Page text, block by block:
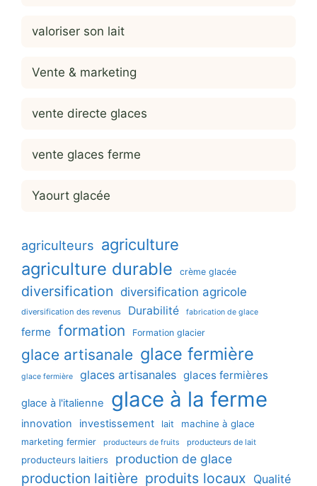
valoriser son lait
Vente & marketing
vente directe glaces
vente glaces ferme
Yaourt glacée
agriculteurs agriculture
agriculture durable crème glacée
diversification diversification agricole
diversification des revenus Durabilité fabrication de glace
ferme formation Formation glacier
glace artisanale glace fermière
glace fermière glaces artisanales glaces fermières
glace à l'italienne glace à la ferme
innovation investissement lait machine à glace
marketing fermier producteurs de fruits producteurs de lait
producteurs laitiers production de glace
production laitière produits locaux Qualité